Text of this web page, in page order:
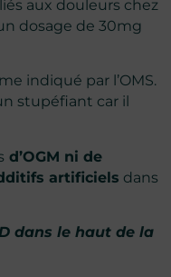
aux douleurs chez
dosage de 30mg
indiqué par l’OMS.
stupéfiant car il
d’OGM ni de
artificiels dans
dans le haut de la